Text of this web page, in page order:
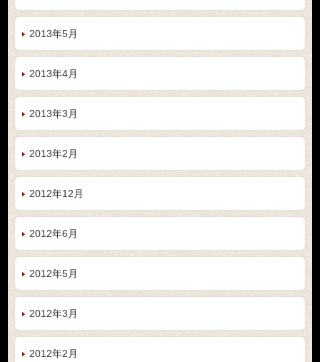
2013年5月
2013年4月
2013年3月
2013年2月
2012年12月
2012年6月
2012年5月
2012年3月
2012年2月